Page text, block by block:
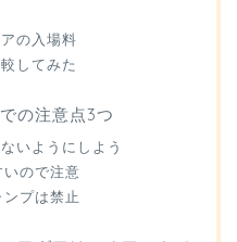
の入場料
してみた
の注意点3つ
いようにしよう
ので注意
プは禁止